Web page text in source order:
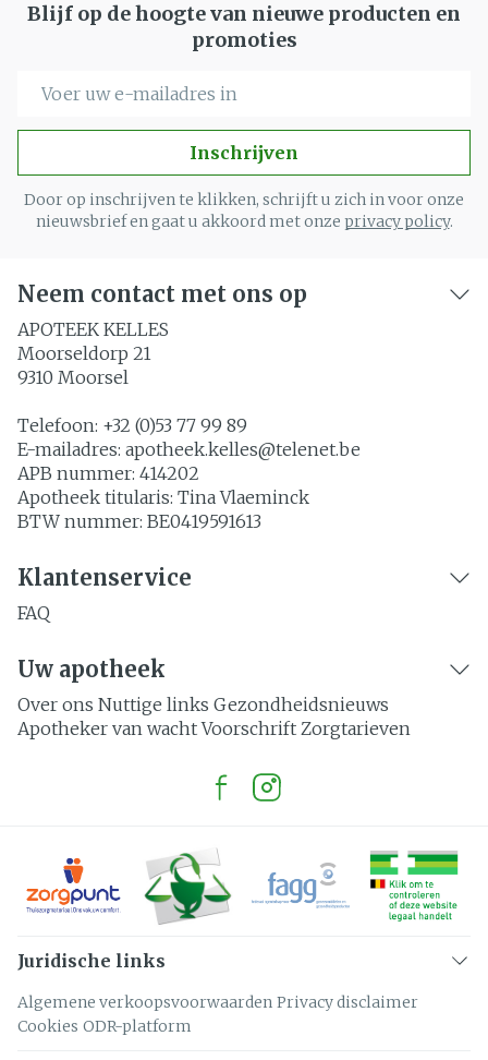
Blijf op de hoogte van nieuwe producten en
promoties
Inschrijven
Door op inschrijven te klikken, schrijft u zich in voor onze
nieuwsbrief en gaat u akkoord met onze privacy policy.
Neem contact met ons op
APOTEEK KELLES
Moorseldorp 21
9310 Moorsel
Telefoon: +32 (0)53 77 99 89
E-mailadres: apotheek.kelles@telenet.be
APB nummer: 414202
Apotheek titularis: Tina Vlaeminck
BTW nummer: BE0419591613
Klantenservice
FAQ
Uw apotheek
Over ons Nuttige links Gezondheidsnieuws
Apotheker van wacht Voorschrift Zorgtarieven
Juridische links
Algemene verkoopsvoorwaarden Privacy disclaimer
Cookies ODR-platform